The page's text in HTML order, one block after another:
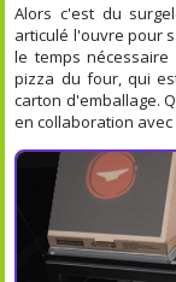
Alors c'est du
articulé l'ouvre pour
le temps
pizza du four, qui
carton d'emballage.
en collaboration avec